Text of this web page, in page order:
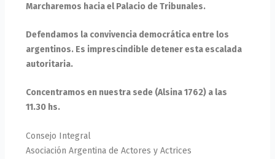
Marcharemos hacia el Palacio de Tribunales.
Defendamos la convivencia democrática entre los
argentinos. Es imprescindible detener esta escalada
autoritaria.
Concentramos en nuestra sede (Alsina 1762) a las
11.30 hs.
Consejo Integral
Asociación Argentina de Actores y Actrices